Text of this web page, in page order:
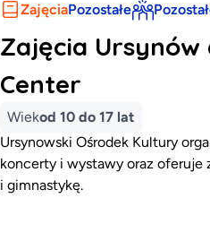
ZajęciaPozostałe
Zajęcia
Center
Wiekod 10 do 17 lat
Ursynowski Ośrodek Kultury
koncerty i wystawy oraz oferuje
i gimnastykę.